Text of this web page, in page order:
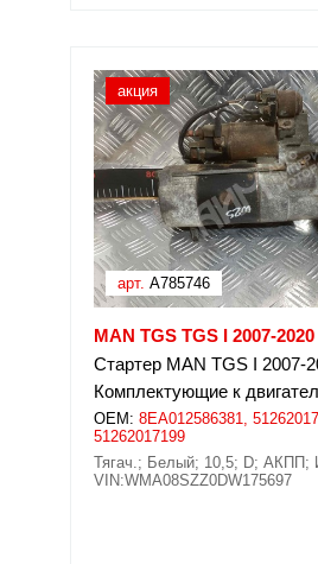
акция
арт. A785746
MAN TGS TGS I 2007-2020
Стартер MAN TGS I 2007-
Комплектующие к
OEM: 8EA012586381,
51262017199
Тягач.; Белый; 10,5; D; АКПП;
VIN:WMA08SZZ0DW175697